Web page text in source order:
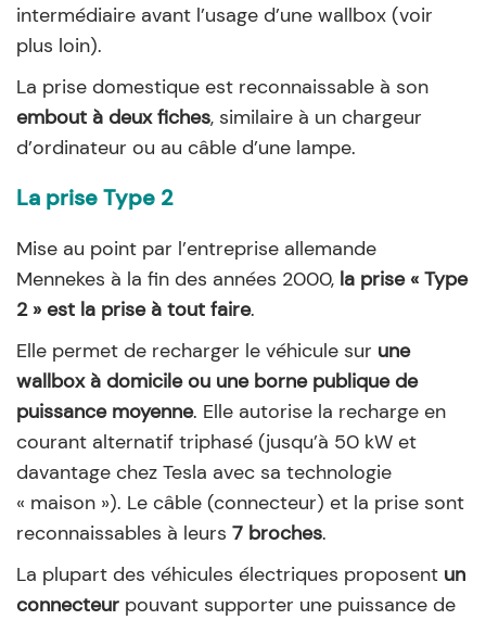
intermédiaire avant l’usage d’une wallbox (voir
plus loin).
La prise domestique est reconnaissable à son
embout à deux fiches, similaire à un chargeur
d’ordinateur ou au câble d’une lampe.
La prise Type 2
Mise au point par l’entreprise allemande
Mennekes à la fin des années 2000, la prise « Type
2 » est la prise à tout faire.
Elle permet de recharger le véhicule sur une
wallbox à domicile ou une borne publique de
puissance moyenne. Elle autorise la recharge en
courant alternatif triphasé (jusqu’à 50 kW et
davantage chez Tesla avec sa technologie
« maison »). Le câble (connecteur) et la prise sont
reconnaissables à leurs 7 broches.
La plupart des véhicules électriques proposent un
connecteur pouvant supporter une puissance de